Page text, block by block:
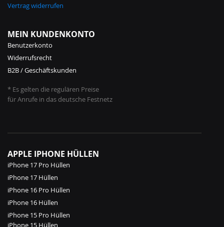
Vertrag widerrufen
MEIN KUNDENKONTO
Benutzerkonto
Widerrufsrecht
B2B / Geschäftskunden
* Es gelten die regulären Preise
für Anrufe in das deutsche Festnetz
APPLE IPHONE HÜLLEN
iPhone 17 Pro Hüllen
iPhone 17 Hüllen
iPhone 16 Pro Hüllen
iPhone 16 Hüllen
iPhone 15 Pro Hüllen
iPhone 15 Hüllen